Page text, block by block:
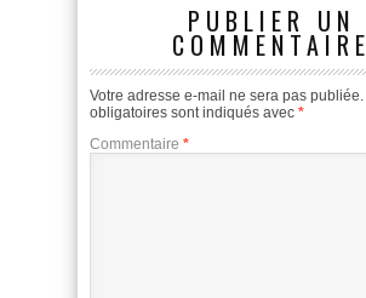
PUBLIER UN
COMMENTAIRE
Votre adresse e-mail ne sera pas publiée.
obligatoires sont indiqués avec *
Commentaire *